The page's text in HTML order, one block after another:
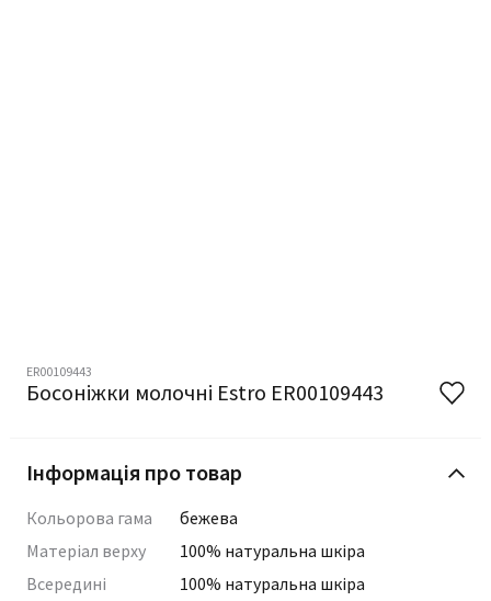
ER00109443
Босоніжки молочні Estro ER00109443
Інформація про товар
Кольорова гама
бежева
Матеріал верху
100% натуральна шкіра
Всередині
100% натуральна шкіра